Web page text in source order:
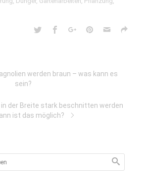
werden braun – was kann es
sein?
in der Breite stark beschnitten werden
ist das möglich?